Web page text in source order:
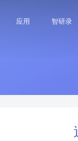
应用 智研录